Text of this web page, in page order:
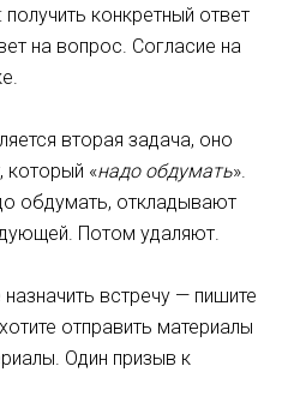
конкретный ответ
на вопрос. Согласие на
вторая задача, оно
который «надо обдумать».
обдумать, откладывают
Потом удаляют.
встречу — пишите
отправить материалы
Один призыв к